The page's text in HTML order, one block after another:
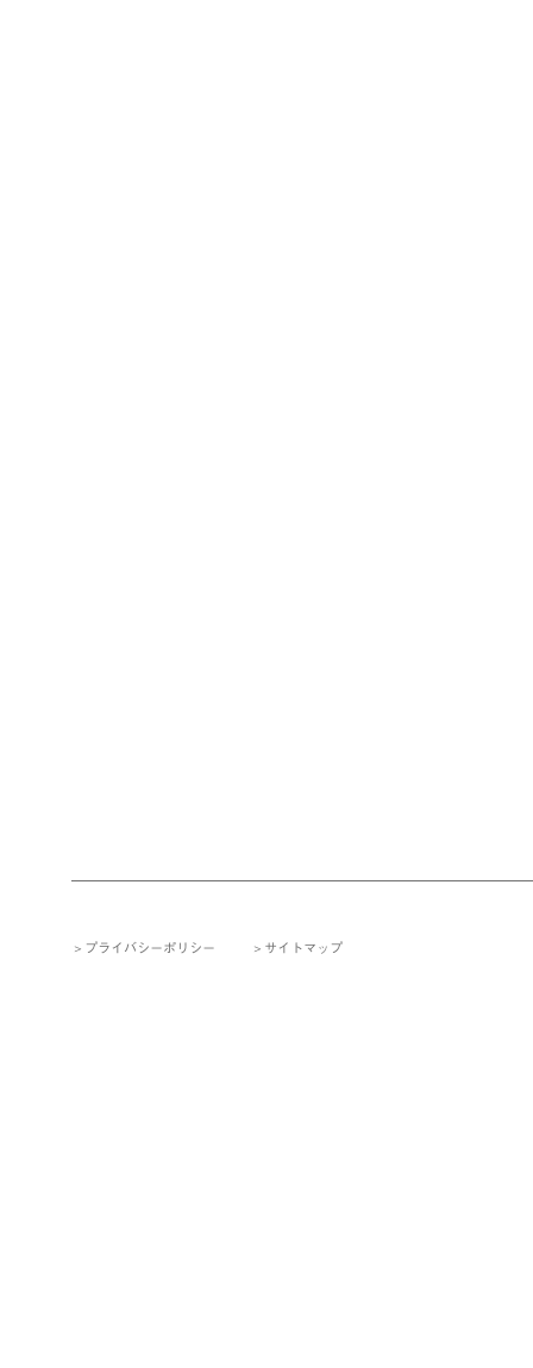
プライバシーポリシー サイトマップ